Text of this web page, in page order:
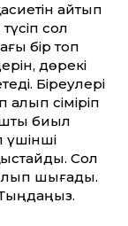
айтып
сол
бір топ
дөрекі
Біреулері
сіміріп
биыл
үшінші
Сол
шығады.